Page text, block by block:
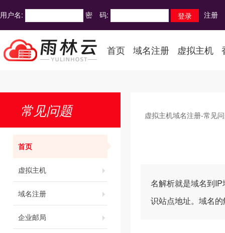
用户名: 密 码: 注册
首页 域名注册 虚拟主机
常见问题
首页
虚拟主机
域名注册
企业邮局
虚拟主机域名注册-常见
名解析就是域名到
识站点地址。域名